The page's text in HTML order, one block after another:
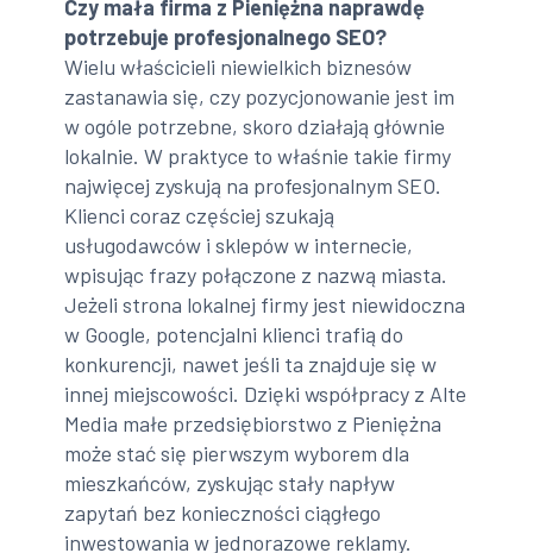
Czy mała firma z Pieniężna naprawdę
potrzebuje profesjonalnego SEO?
Wielu właścicieli niewielkich biznesów
zastanawia się, czy pozycjonowanie jest im
w ogóle potrzebne, skoro działają głównie
lokalnie. W praktyce to właśnie takie firmy
najwięcej zyskują na profesjonalnym SEO.
Klienci coraz częściej szukają
usługodawców i sklepów w internecie,
wpisując frazy połączone z nazwą miasta.
Jeżeli strona lokalnej firmy jest niewidoczna
w Google, potencjalni klienci trafią do
konkurencji, nawet jeśli ta znajduje się w
innej miejscowości. Dzięki współpracy z Alte
Media małe przedsiębiorstwo z Pieniężna
może stać się pierwszym wyborem dla
mieszkańców, zyskując stały napływ
zapytań bez konieczności ciągłego
inwestowania w jednorazowe reklamy.